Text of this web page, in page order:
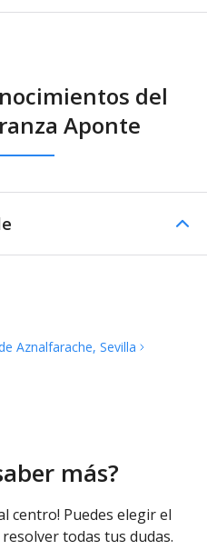
del
Aponte
Aznalfarache, Sevilla
más?
centro! Puedes elegir el
todas tus dudas.